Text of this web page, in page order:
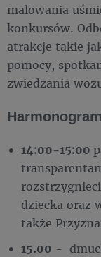
malowania
konkursów.
atrakcje takie
pomocy,
zwiedzania
14:00-15:00
dziecka oraz
także
15.00 -